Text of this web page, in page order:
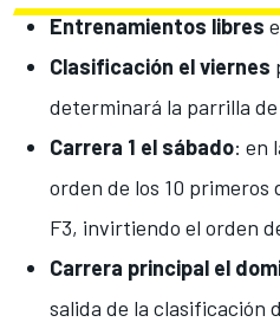
Entrenamientos libres
Clasificación el viernes
determinará la parrilla
Carrera 1 el sábado: en
orden de los 10 primeros
F3, invirtiendo el orden
Carrera principal el
salida de la clasificación